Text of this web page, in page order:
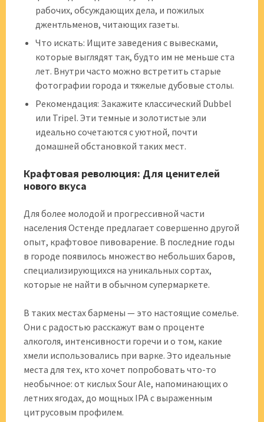
рабочих, обсуждающих дела, и пожилых
джентльменов, читающих газеты.
Что искать: Ищите заведения с вывесками,
которые выглядят так, будто им не меньше ста
лет. Внутри часто можно встретить старые
фотографии города и тяжелые дубовые столы.
Рекомендация: Закажите классический Dubbel
или Tripel. Эти темные и золотистые эли
идеально сочетаются с уютной, почти
домашней обстановкой таких мест.
Крафтовая революция: Для ценителей
нового вкуса
Для более молодой и прогрессивной части
населения Остенде предлагает совершенно другой
опыт, крафтовое пивоварение. В последние годы
в городе появилось множество небольших баров,
специализирующихся на уникальных сортах,
которые не найти в обычном супермаркете.
В таких местах бармены — это настоящие сомелье.
Они с радостью расскажут вам о проценте
алкоголя, интенсивности горечи и о том, какие
хмели использовались при варке. Это идеальные
места для тех, кто хочет попробовать что-то
необычное: от кислых Sour Ale, напоминающих о
летних ягодах, до мощных IPA с выраженным
цитрусовым профилем.